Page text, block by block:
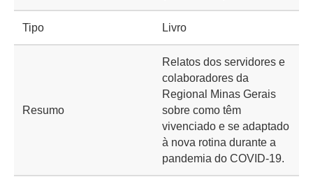
Tipo Livro
Resumo
Relatos dos servidores e
colaboradores da
Regional Minas Gerais
sobre como têm
vivenciado e se adaptado
à nova rotina durante a
pandemia do COVID-19.